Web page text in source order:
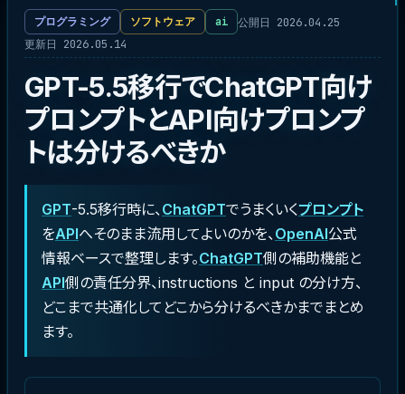
プログラミング ソフトウェア ai
公開日 2026.04.25
更新日 2026.05.14
GPT-5.5移行でChatGPT向け
プロンプトとAPI向けプロンプ
トは分けるべきか
GPT-5.5移行時に、ChatGPTでうまくいくプロンプト
をAPIへそのまま流用してよいのかを、OpenAI公式
情報ベースで整理します。ChatGPT側の補助機能と
API側の責任分界、instructions と input の分け方、
どこまで共通化してどこから分けるべきかまでまとめ
ます。